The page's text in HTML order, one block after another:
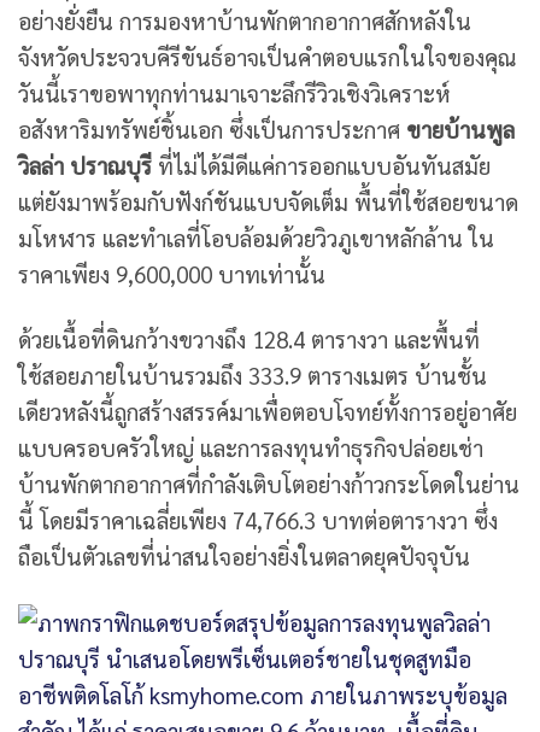
อย่างยั่งยืน การมองหาบ้านพักตากอากาศสักหลังใน
จังหวัดประจวบคีรีขันธ์อาจเป็นคำตอบแรกในใจของคุณ
วันนี้เราขอพาทุกท่านมาเจาะลึกรีวิวเชิงวิเคราะห์
อสังหาริมทรัพย์ชิ้นเอก ซึ่งเป็นการประกาศ ขายบ้านพูล
วิลล่า ปราณบุรี ที่ไม่ได้มีดีแค่การออกแบบอันทันสมัย
แต่ยังมาพร้อมกับฟังก์ชันแบบจัดเต็ม พื้นที่ใช้สอยขนาด
มโหฬาร และทำเลที่โอบล้อมด้วยวิวภูเขาหลักล้าน ใน
ราคาเพียง 9,600,000 บาทเท่านั้น
ด้วยเนื้อที่ดินกว้างขวางถึง 128.4 ตารางวา และพื้นที่
ใช้สอยภายในบ้านรวมถึง 333.9 ตารางเมตร บ้านชั้น
เดียวหลังนี้ถูกสร้างสรรค์มาเพื่อตอบโจทย์ทั้งการอยู่อาศัย
แบบครอบครัวใหญ่ และการลงทุนทำธุรกิจปล่อยเช่า
บ้านพักตากอากาศที่กำลังเติบโตอย่างก้าวกระโดดในย่าน
นี้ โดยมีราคาเฉลี่ยเพียง 74,766.3 บาทต่อตารางวา ซึ่ง
ถือเป็นตัวเลขที่น่าสนใจอย่างยิ่งในตลาดยุคปัจจุบัน